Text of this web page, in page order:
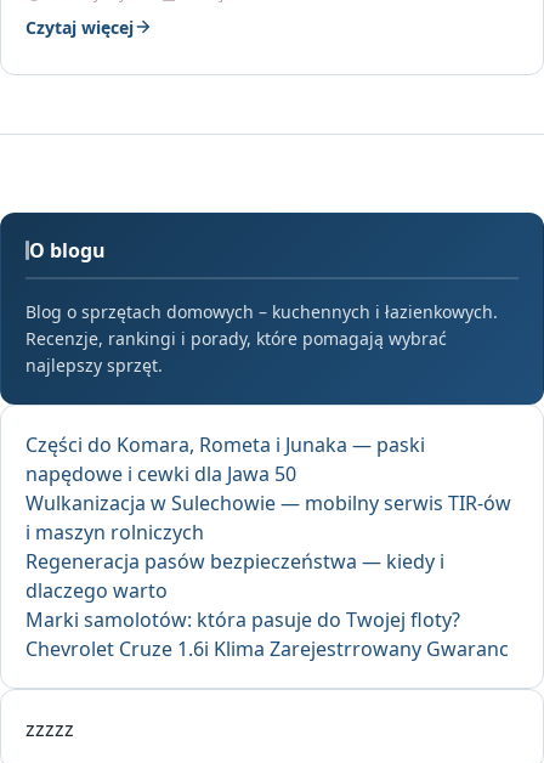
Czytaj więcej
O blogu
Blog o sprzętach domowych – kuchennych i łazienkowych.
Recenzje, rankingi i porady, które pomagają wybrać
najlepszy sprzęt.
Części do Komara, Rometa i Junaka — paski
napędowe i cewki dla Jawa 50
Wulkanizacja w Sulechowie — mobilny serwis TIR-ów
i maszyn rolniczych
Regeneracja pasów bezpieczeństwa — kiedy i
dlaczego warto
Marki samolotów: która pasuje do Twojej floty?
Chevrolet Cruze 1.6i Klima Zarejestrrowany Gwaranc
zzzzz